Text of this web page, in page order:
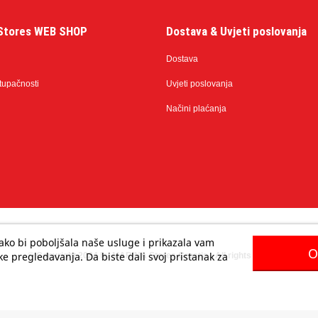
WEB SHOP Dostava & Uvjeti poslovanja
Dostava
Uvjeti poslovanja
Načini plaćanja
© Copyright 2024 by MARINA Stores Croatia - All rights reserved
bi poboljšala naše usluge i prikazala vam
pregledavanja. Da biste dali svoj pristanak za